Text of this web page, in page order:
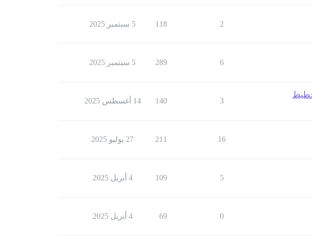
2
118 5 سبتمبر 2025
6
289 5 سبتمبر 2025
3
140 14 أغسطس 2025
16
211 27 يوليو 2025
5
109 4 أبريل 2025
0
69 4 أبريل 2025